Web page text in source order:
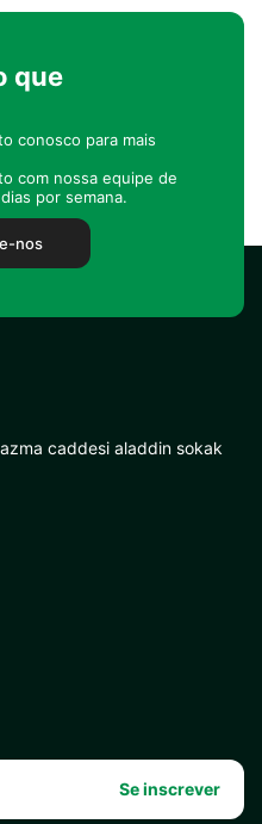
que
conosco para mais
com nossa equipe de
por semana.
nos
caddesi aladdin sokak
Se inscrever